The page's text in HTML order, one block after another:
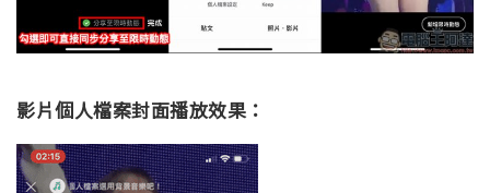
影片個人檔案封面播放效果：